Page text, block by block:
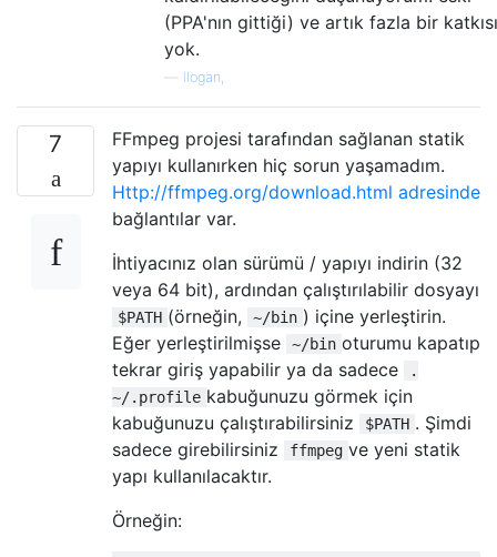
(PPA'nın gittiği) ve artık fazla bir katkısı
yok.
llogan,
7
FFmpeg projesi tarafından sağlanan statik
yapıyı kullanırken hiç sorun yaşamadım.
Http://ffmpeg.org/download.html adresinde
bağlantılar var.
İhtiyacınız olan sürümü / yapıyı indirin (32
veya 64 bit), ardından çalıştırılabilir dosyayı
$PATH (örneğin, ~/bin ) içine yerleştirin.
Eğer yerleştirilmişse
~/bin oturumu kapatıp
tekrar giriş yapabilir ya da sadece
.
~/.profile kabuğunuzu görmek için
kabuğunuzu çalıştırabilirsiniz
$PATH . Şimdi
sadece girebilirsiniz
ffmpeg ve yeni statik
yapı kullanılacaktır.
Örneğin: